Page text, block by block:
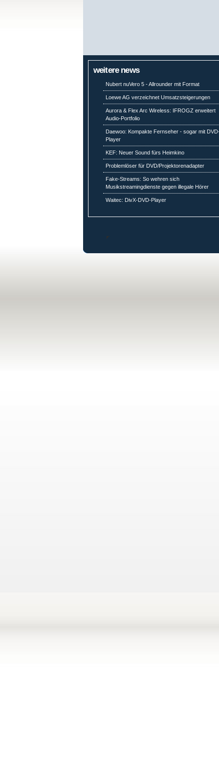
weitere news
Nubert nuVero 5 - Allrounder mit Format
Loewe AG verzeichnet Umsatzsteigerungen
Aurora & Flex Arc Wireless: IFROGZ erweitert
Audio-Portfolio
Daewoo: Kompakte Fernseher - sogar mit
Player
KEF: Neuer Sound fürs Heimkino
Problemlöser für DVD/Projektorenadapter
Fake-Streams: So wehren sich
Musikstreamingdienste gegen illegale Hörer
Waitec: DivX-DVD-Player